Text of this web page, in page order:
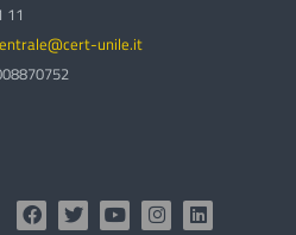
11
unile.it